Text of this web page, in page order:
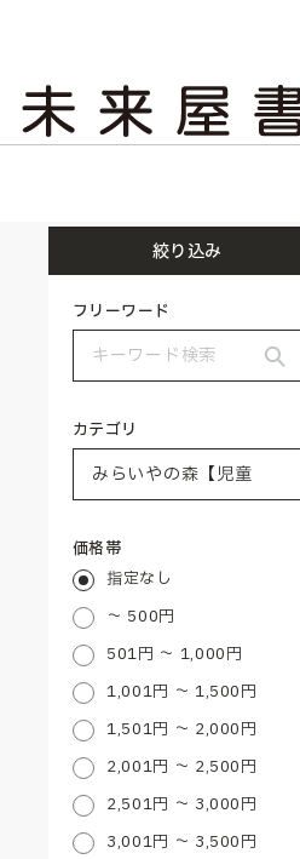
絞り込み
フリーワード
カテゴリ
価格帯
指定なし
～ 500円
501円 ～ 1,000円
1,001円 ～ 1,500円
1,501円 ～ 2,000円
2,001円 ～ 2,500円
2,501円 ～ 3,000円
3,001円 ～ 3,500円